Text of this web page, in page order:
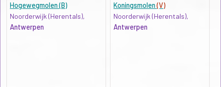
Hogewegmolen (B)
Noorderwijk (Herentals),
Antwerpen
Koningsmolen(V)
Noorderwijk (Herentals),
Antwerpen